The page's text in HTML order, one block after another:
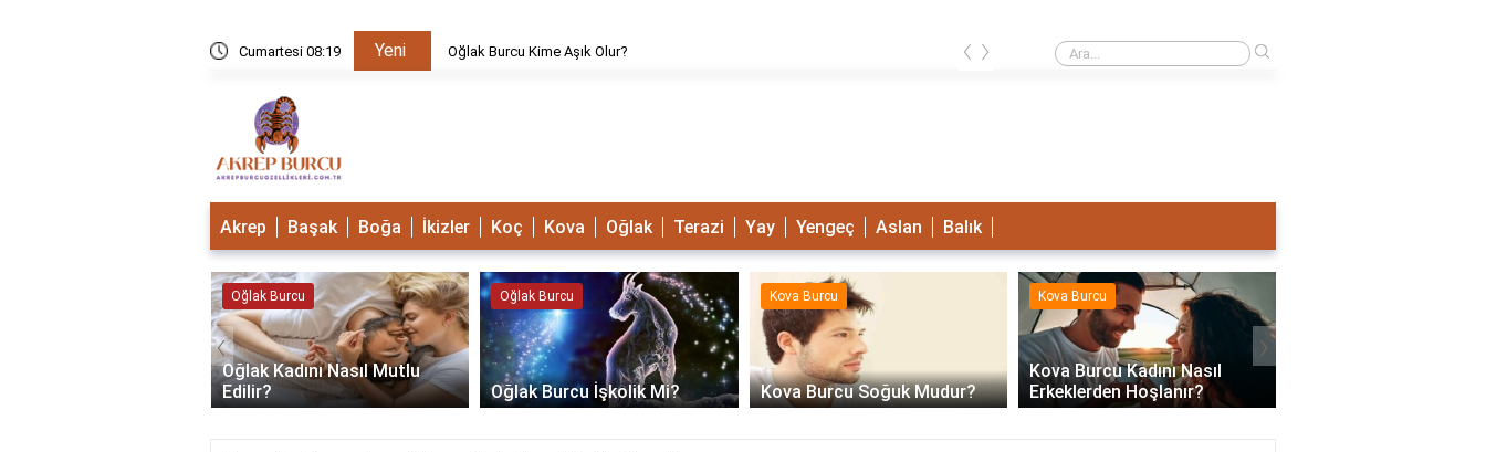
Cumartesi 08:19 Yeni Oğlak Burcu Kime Aşık Olur? Terazi Erkeği Nasıl Sevişir?
‹ ›
Akrep Başak Boğa İkizler Koç Kova Oğlak Terazi Yay Yengeç Aslan Balık
Oğlak Burcu
Oğlak Kadını Nasıl Mutlu
Edilir?
Oğlak Burcu
Oğlak Burcu İşkolik Mi?
Kova Burcu
Kova Burcu Soğuk Mudur?
Kova Burcu
Kova Burcu Kadını Nasıl
Erkeklerden Hoşlanır?
‹ ›